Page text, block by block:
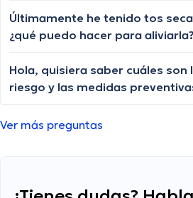
problema pulmonar?
Últimamente he tenido tos
¿qué puedo hacer para
nada... hay alguna opcion
Hola, quisiera saber cuáles
riesgo y las medidas
Ver más preguntas